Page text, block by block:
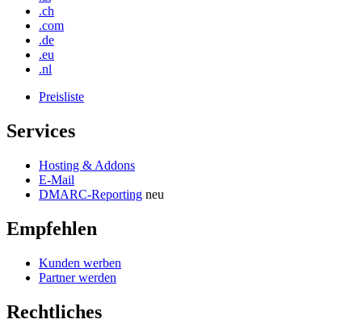
.ch
.com
.de
.eu
.nl
Preisliste
Services
Hosting & Addons
E-Mail
DMARC-Reporting neu
Empfehlen
Kunden werben
Partner werden
Rechtliches